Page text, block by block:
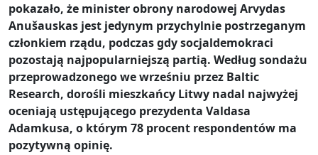
pokazało, że minister obrony narodowej Arvydas
Anušauskas jest jedynym przychylnie postrzeganym
członkiem rządu, podczas gdy socjaldemokraci
pozostają najpopularniejszą partią. Według sondażu
przeprowadzonego we wrześniu przez Baltic
Research, dorośli mieszkańcy Litwy nadal najwyżej
oceniają ustępującego prezydenta Valdasa
Adamkusa, o którym 78 procent respondentów ma
pozytywną opinię.